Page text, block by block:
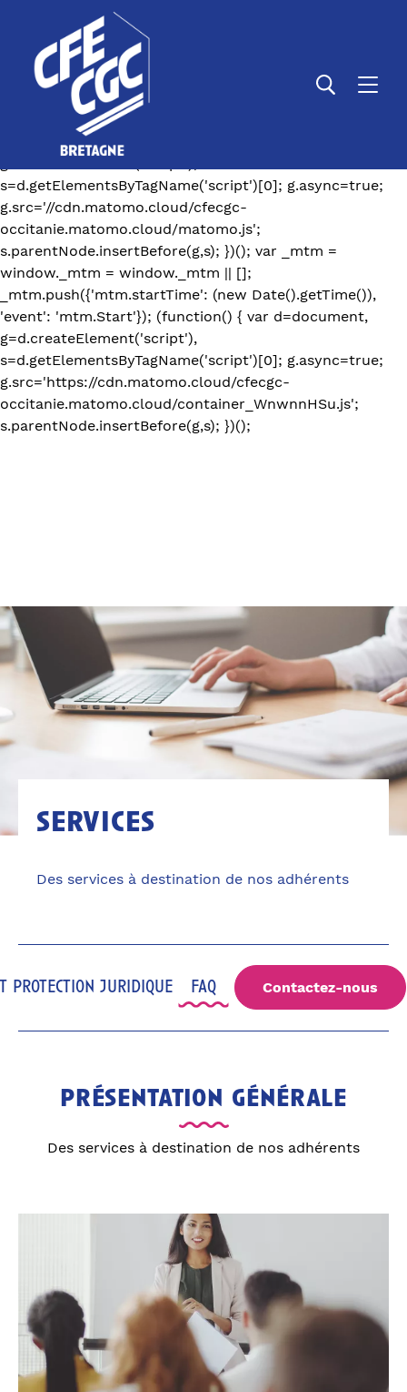
var _paq = window._paq = window._paq || []; /* tracker
methods like "setCustomDimension" should be called
before "trackPageView" */ _paq.push(['trackPageView']);
_paq.push(['enableLinkTracking']); (function() { var
u="https://cfecgc-occitanie.matomo.cloud/";
_paq.push(['setTrackerUrl', u+'matomo.php']);
_paq.push(['setSiteId', '19']); var d=document,
s=d.getElementsByTagName('script')[0]; g.async=true;
g.src='//cdn.matomo.cloud/cfecgc-
occitanie.matomo.cloud/matomo.js';
s.parentNode.insertBefore(g,s); })(); var _mtm =
window._mtm = window._mtm || [];
_mtm.push({'mtm.startTime': (new Date().getTime()),
'event': 'mtm.Start'}); (function() { var d=document,
g=d.createElement('script'),
s=d.getElementsByTagName('script')[0]; g.async=true;
g.src='https://cdn.matomo.cloud/cfecgc-
occitanie.matomo.cloud/container_WnwnnHSu.js';
s.parentNode.insertBefore(g,s); })();
services
Des services à destination de nos adhérents
protection juridique faq Contactez-nous
présentation générale
Des services à destination de nos adhérents